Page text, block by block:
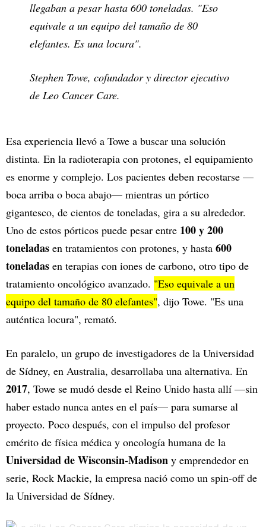
llegaban a pesar hasta 600 toneladas. "Eso
equivale a un equipo del tamaño de 80
elefantes. Es una locura".
Stephen Towe, cofundador y director ejecutivo
de Leo Cancer Care.
Esa experiencia llevó a Towe a buscar una solución
distinta. En la radioterapia con protones, el equipamiento
es enorme y complejo. Los pacientes deben recostarse —
boca arriba o boca abajo— mientras un pórtico
gigantesco, de cientos de toneladas, gira a su alrededor.
Uno de estos pórticos puede pesar entre 100 y 200
toneladas en tratamientos con protones, y hasta 600
toneladas en terapias con iones de carbono, otro tipo de
tratamiento oncológico avanzado. "Eso equivale a un
equipo del tamaño de 80 elefantes", dijo Towe. "Es una
auténtica locura", remató.
En paralelo, un grupo de investigadores de la Universidad
de Sídney, en Australia, desarrollaba una alternativa. En
2017, Towe se mudó desde el Reino Unido hasta allí —sin
haber estado nunca antes en el país— para sumarse al
proyecto. Poco después, con el impulso del profesor
emérito de física médica y oncología humana de la
Universidad de Wisconsin-Madison y emprendedor en
serie, Rock Mackie, la empresa nació como un spin-off de
la Universidad de Sídney.